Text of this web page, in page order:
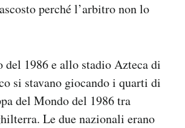
aiuto?
perché l’arbitro non lo
del 1986 e allo stadio Azteca di
si stavano giocando i quarti di
del Mondo del 1986 tra
Le due nazionali erano